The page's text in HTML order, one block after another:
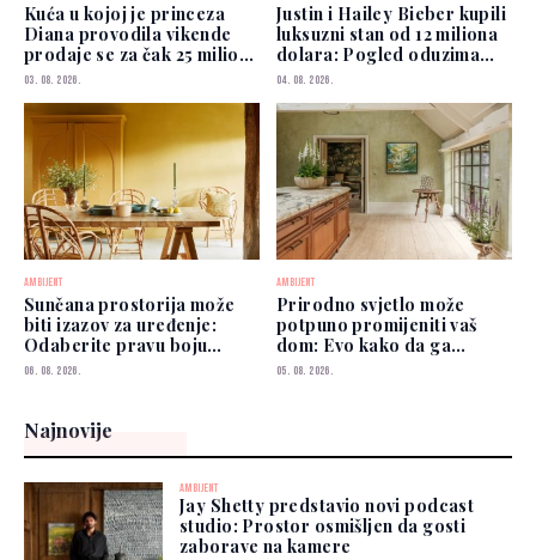
Kuća u kojoj je princeza
Diana provodila vikende
prodaje se za čak 25 miliona
funti
03. 08. 2026.
Justin i Hailey Bieber kupili
luksuzni stan od 12 miliona
dolara: Pogled oduzima
dah
04. 08. 2026.
AMBIJENT
Sunčana prostorija može
biti izazov za uređenje:
Odaberite pravu boju
zidova
06. 08. 2026.
AMBIJENT
Prirodno svjetlo može
potpuno promijeniti vaš
dom: Evo kako da ga
iskoristite
05. 08. 2026.
Najnovije
AMBIJENT
Jay Shetty predstavio novi podcast
studio: Prostor osmišljen da gosti
zaborave na kamere